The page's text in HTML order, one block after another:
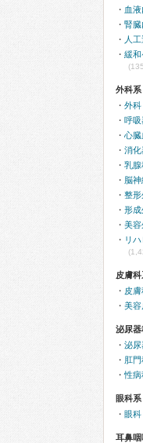
血
腎臓
人
緩和
外科系
外科
呼吸
心臓
消化
乳腺
脳
整形
形成
美容
リ
皮膚科
皮膚
美容
泌尿
泌尿
肛門
性病
眼科系
眼科
耳鼻